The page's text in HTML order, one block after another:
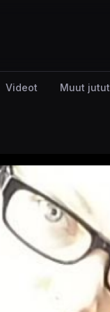
Videot Muut jutut